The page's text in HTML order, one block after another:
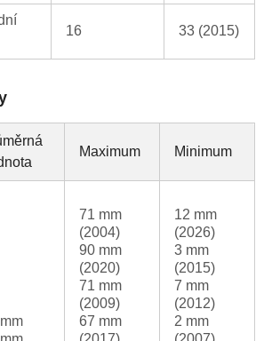
16 33 (2015)
Maximum Minimum
71 mm
(2004)
90 mm
(2020)
71 mm
(2009)
67 mm
12 mm
(2026)
3 mm
(2015)
7 mm
(2012)
2 mm